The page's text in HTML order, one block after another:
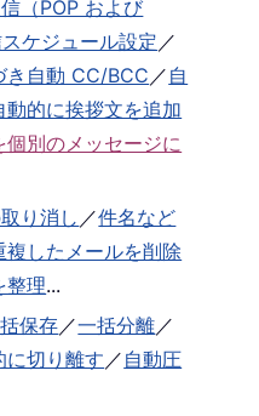
（POP および
ケジュール設定 ／
き自動 CC/BCC／ 自
動的に挨拶文を追加
別のメッセージに
り消し ／件名など
複したメールを削除
整理...
保存／一括分離／
に切り離す ／ 自動圧